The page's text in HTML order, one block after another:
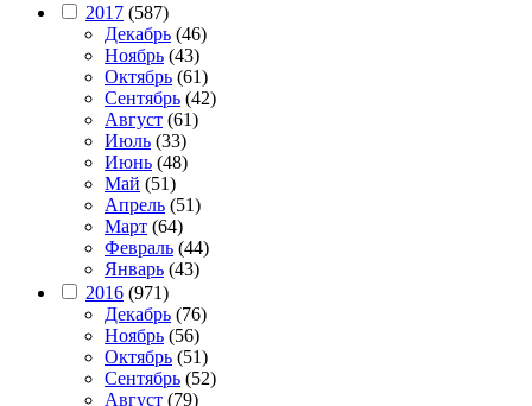
2017 (587)
Декабрь (46)
Ноябрь (43)
Октябрь (61)
Сентябрь (42)
Август (61)
Июль (33)
Июнь (48)
Май (51)
Апрель (51)
Март (64)
Февраль (44)
Январь (43)
2016 (971)
Декабрь (76)
Ноябрь (56)
Октябрь (51)
Сентябрь (52)
Август (79)